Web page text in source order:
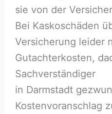
sie von der
Bei Kaskoschäden
Versicherung leider
Gutachterkosten,
Sachverständiger
in Darmstadt
Kostenvoranschlag